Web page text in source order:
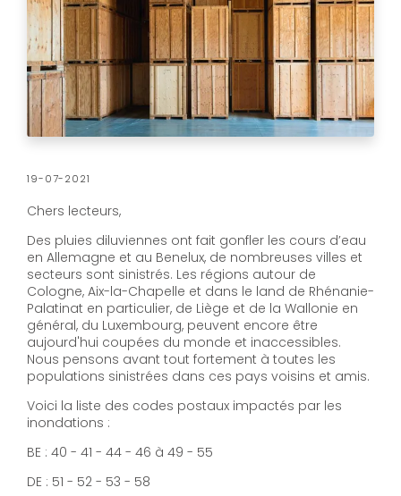
19-07-2021
Chers lecteurs,
Des pluies diluviennes ont fait gonfler les cours d’eau
en Allemagne et au Benelux, de nombreuses villes et
secteurs sont sinistrés. Les régions autour de
Cologne, Aix-la-Chapelle et dans le land de Rhénanie-
Palatinat en particulier, de Liège et de la Wallonie en
général, du Luxembourg, peuvent encore être
aujourd'hui coupées du monde et inaccessibles.
Nous pensons avant tout fortement à toutes les
populations sinistrées dans ces pays voisins et amis.
Voici la liste des codes postaux impactés par les
inondations :
BE : 40 - 41 - 44 - 46 à 49 - 55
DE : 51 - 52 - 53 - 58